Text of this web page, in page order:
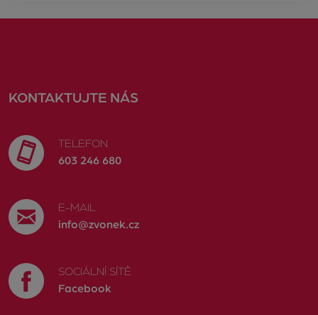
KONTAKTUJTE NÁS
TELEFON
603 246 680
E-MAIL
info@zvonek.cz
SOCIÁLNÍ SÍTĚ
Facebook